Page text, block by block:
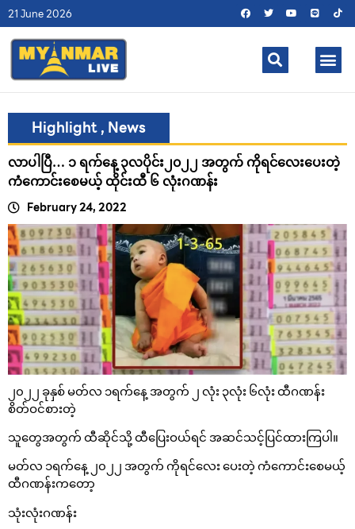
21 June 2026
Highlight, News
လာပါပြီ… ၁ ရက်နေ့ ၃လပိုင်း၂၀၂၂ အတွက် ကိုရင်လေးပေးတဲ့
ကံကောင်းစေမယ့် ထိုင်းထီ ၆ လုံးဂဏန်း
February 24, 2022
၂၀၂၂ ခုနှစ် မတ်လ ၁ရက်နေ့ အတွက် ၂ လုံး ၃လုံး ၆လုံး ထီဂဏန်း
စိတ်ဝင်စားတဲ့
သူတွေအတွက် ထီဆိုင်သို့ ထီပြေးဝယ်ရင် အဆင်သင့်ပြင်ထားကြပါ။
မတ်လ ၁ရက်နေ့ ၂၀၂၂ အတွက် ကိုရင်လေး ပေးတဲ့ ကံကောင်းစေမယ့်
ထီဂဏန်းကတော့
သုံးလုံးဂဏန်း